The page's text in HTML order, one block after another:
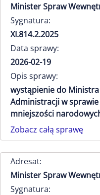
Minister Spraw
Sygnatura:
XI.814.2.2025
Data sprawy:
2026-02-19
Opis sprawy:
wystąpienie do
Administracji w
mniejszości
Zobacz całą sprawę
Adresat:
Minister Spraw
Sygnatura: